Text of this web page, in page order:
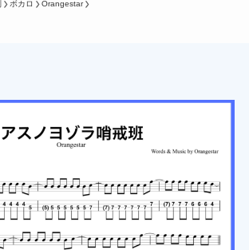
ボカロ Orangestar